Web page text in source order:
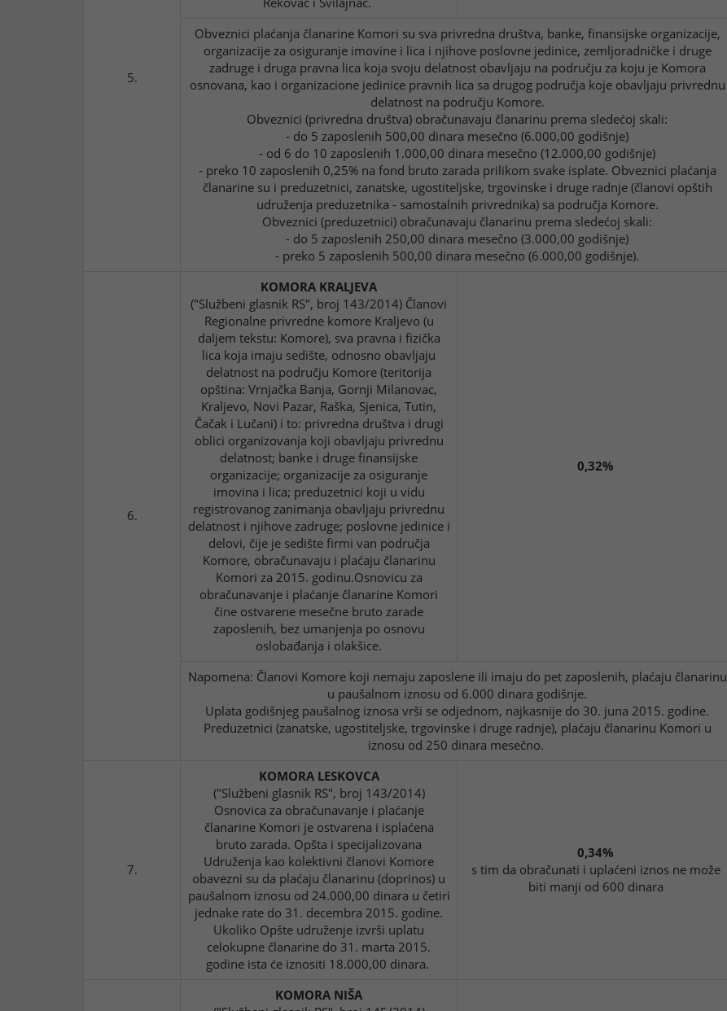
5.
Obveznici plaćanja članarine Komori su sva privredna društva, banke, finansijske organizacije,
organizacije za osiguranje imovine i lica i njihove poslovne jedinice, zemljoradničke i druge
zadruge i druga pravna lica koja svoju delatnost obavljaju na području za koju je Komora
osnovana, kao i organizacione jedinice pravnih lica sa drugog područja koje obavljaju privrednu
delatnost na području Komore.
Obveznici (privredna društva) obračunavaju članarinu prema sledećoj skali:
- do 5 zaposlenih 500,00 dinara mesečno (6.000,00 godišnje)
- od 6 do 10 zaposlenih 1.000,00 dinara mesečno (12.000,00 godišnje)
- preko 10 zaposlenih 0,25% na fond bruto zarada prilikom svake isplate. Obveznici plaćanja
članarine su i preduzetnici, zanatske, ugostiteljske, trgovinske i druge radnje (članovi opštih
udruženja preduzetnika - samostalnih privrednika) sa područja Komore.
Obveznici (preduzetnici) obračunavaju članarinu prema sledećoj skali:
- do 5 zaposlenih 250,00 dinara mesečno (3.000,00 godišnje)
- preko 5 zaposlenih 500,00 dinara mesečno (6.000,00 godišnje).
6.
KOMORA KRALJEVA
("Službeni glasnik RS", broj 143/2014) Članovi
Regionalne privredne komore Kraljevo (u
daljem tekstu: Komore), sva pravna i fizička
lica koja imaju sedište, odnosno obavljaju
delatnost na području Komore (teritorija
opština: Vrnjačka Banja, Gornji Milanovac,
Kraljevo, Novi Pazar, Raška, Sjenica, Tutin,
Čačak i Lučani) i to: privredna društva i drugi
oblici organizovanja koji obavljaju privrednu
delatnost; banke i druge finansijske
organizacije; organizacije za osiguranje
imovina i lica; preduzetnici koji u vidu
registrovanog zanimanja obavljaju privrednu
delatnost i njihove zadruge; poslovne jedinice i
delovi, čije je sedište firmi van područja
Komore, obračunavaju i plaćaju članarinu
Komori za 2015. godinu.Osnovicu za
obračunavanje i plaćanje članarine Komori
čine ostvarene mesečne bruto zarade
zaposlenih, bez umanjenja po osnovu
oslobađanja i olakšice.
0,32%
Napomena: Članovi Komore koji nemaju zaposlene ili imaju do pet zaposlenih, plaćaju članarinu
u paušalnom iznosu od 6.000 dinara godišnje.
Uplata godišnjeg paušalnog iznosa vrši se odjednom, najkasnije do 30. juna 2015. godine.
Preduzetnici (zanatske, ugostiteljske, trgovinske i druge radnje), plaćaju članarinu Komori u
iznosu od 250 dinara mesečno.
7.
KOMORA LESKOVCA
("Službeni glasnik RS", broj 143/2014)
Osnovica za obračunavanje i plaćanje
članarine Komori je ostvarena i isplaćena
bruto zarada. Opšta i specijalizovana
Udruženja kao kolektivni članovi Komore
obavezni su da plaćaju članarinu (doprinos) u
paušalnom iznosu od 24.000,00 dinara u četiri
jednake rate do 31. decembra 2015. godine.
Ukoliko Opšte udruženje izvrši uplatu
celokupne članarine do 31. marta 2015.
godine ista će iznositi 18.000,00 dinara.
0,34%
s tim da obračunati i uplaćeni iznos ne može
biti manji od 600 dinara
KOMORA NIŠA